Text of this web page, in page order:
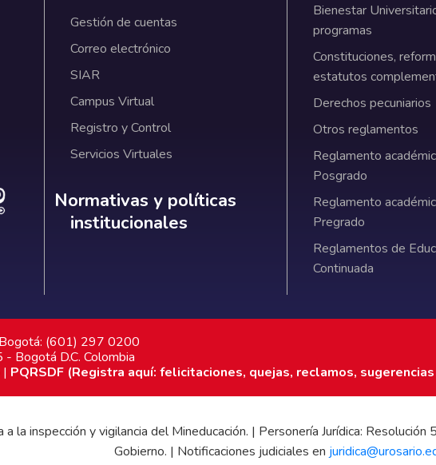
Gestión de cuentas
Correo electrónico
SIAR
Campus Virtual
Registro y Control
Servicios Virtuales
Normativas y políticas institucionales
Normativas y políticas
institucionales
Bienestar
programas
Constituciones,
estatutos
Derechos pecuniarios
Otros reglamentos
Reglamento
Posgrado
Reglamento
Pregrado
Reglamentos de
Continuada
(601) 297 0200
Bogotá D.C. Colombia
| PQRSDF (Registra aquí: felicitaciones, quejas, reclamos,
a la inspección y vigilancia del Mineducación. | Personería Jurídica:
Gobierno. | Notificaciones judiciales en